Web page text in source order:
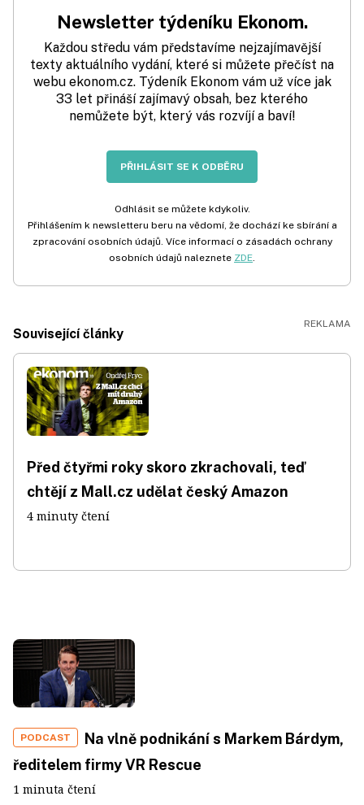
Newsletter týdeníku Ekonom.
Každou středu vám představíme nejzajímavější
texty aktuálního vydání, které si můžete přečíst na
webu ekonom.cz. Týdeník Ekonom vám už více jak
33 let přináší zajímavý obsah, bez kterého
nemůžete být, který vás rozvíjí a baví!
PŘIHLÁSIT SE K ODBĚRU
Odhlásit se můžete kdykoliv.
Přihlášením k newsletteru beru na vědomí, že dochází ke sbírání a
zpracování osobních údajů. Více informací o zásadách ochrany
osobních údajů naleznete ZDE.
Související články
Před čtyřmi roky skoro zkrachovali, teď
chtějí z Mall.cz udělat český Amazon
4 minuty čtení
PODCAST
Na vlně podnikání s Markem Bárdym,
ředitelem firmy VR Rescue
1 minuta čtení